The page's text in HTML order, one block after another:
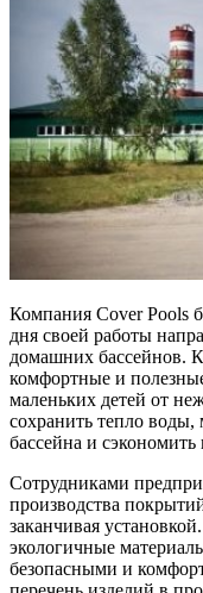
Компания Cover Pools
дня своей работы
домашних бассейнов.
комфортные и
маленьких детей от
сохранить тепло воды,
бассейна и сэкономить
Сотрудниками
производства
заканчивая
экологичные
безопасными и